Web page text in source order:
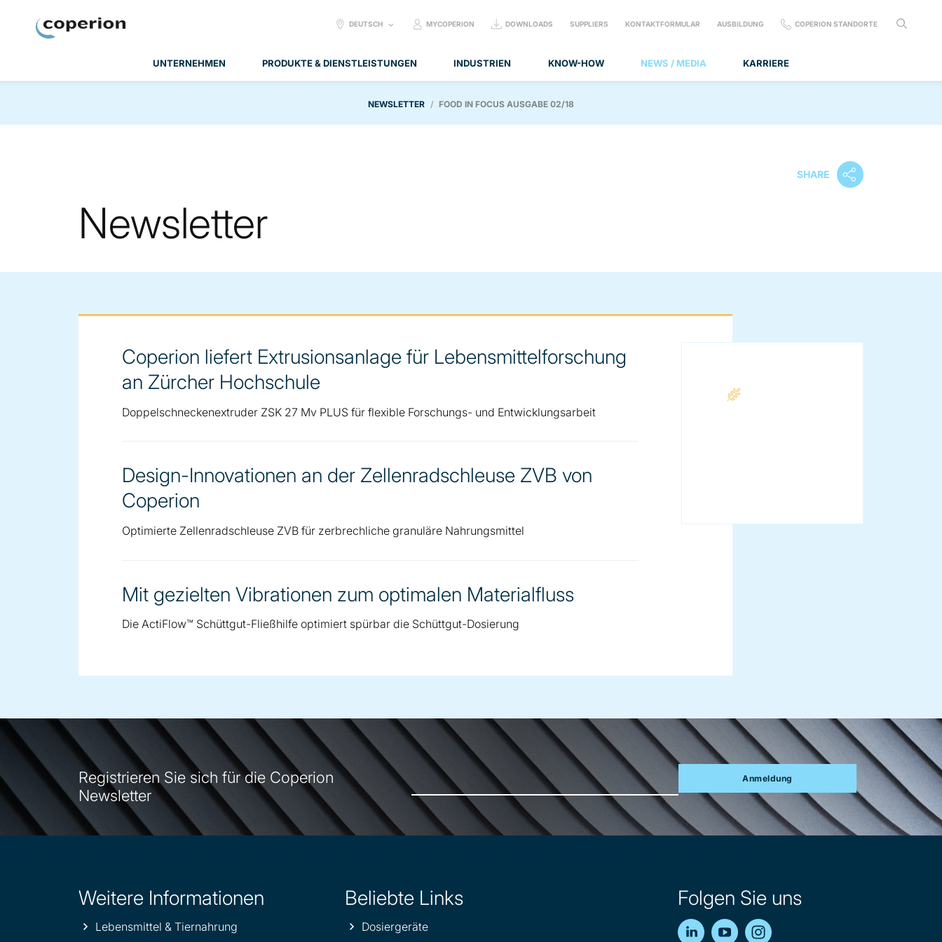
UNTERNEHMEN PRODUKTE & DIENSTLEISTUNGEN INDUSTRIEN KNOW-HOW NEWS / MEDIA KARRIERE
SELECT
DEUTSCH MYCOPERION DOWNLOADS SUPPLIERS KONTAKTFORMULAR AUSBILDUNG COPERION STANDORTE
NEWSLETTER FOOD IN FOCUS AUSGABE 02/18
SHARE
Newsletter
Coperion liefert Extrusionsanlage für Lebensmittelforschung
an Zürcher Hochschule
Doppelschneckenextruder ZSK 27 Mv PLUS für flexible Forschungs- und Entwicklungsarbeit
Design-Innovationen an der Zellenradschleuse ZVB von
Coperion
Optimierte Zellenradschleuse ZVB für zerbrechliche granuläre Nahrungsmittel
Mit gezielten Vibrationen zum optimalen Materialfluss
Die ActiFlow™ Schüttgut-Fließhilfe optimiert spürbar die Schüttgut-Dosierung
Registrieren Sie sich für die Coperion
Newsletter
Anmeldung
Site
information
Weitere Informationen
Lebensmittel & Tiernahrung
Beliebte Links
Dosiergeräte
Folgen Sie uns
LinkedInYouTube